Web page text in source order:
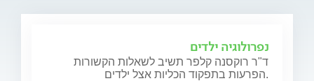
נפרולוגיה ילדים
ד"ר רוקסנה קלפר תשיב לשאלות הקשורות
הפרעות בתפקוד הכליות אצל ילדים.